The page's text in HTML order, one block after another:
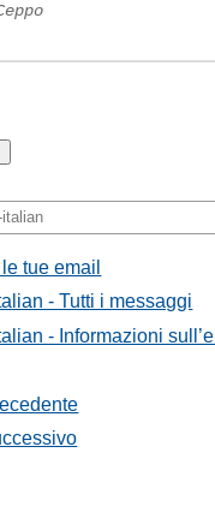
tue email
- Tutti i messaggi
- Informazioni